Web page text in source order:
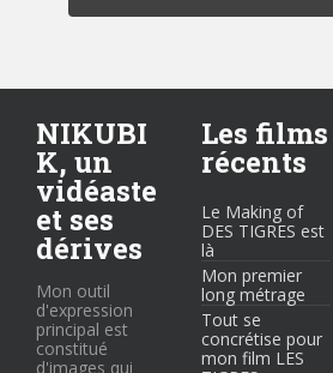
NIKUBI
K, un
vidéaste
et ses
dérives
Mon outil
d'expression
principal est
constitué
d'images qui
Les films
récents
Le Making of
DES TIGRES est
là
Mon premier
long métrage
Tout se
concrétise pour
mon film LES